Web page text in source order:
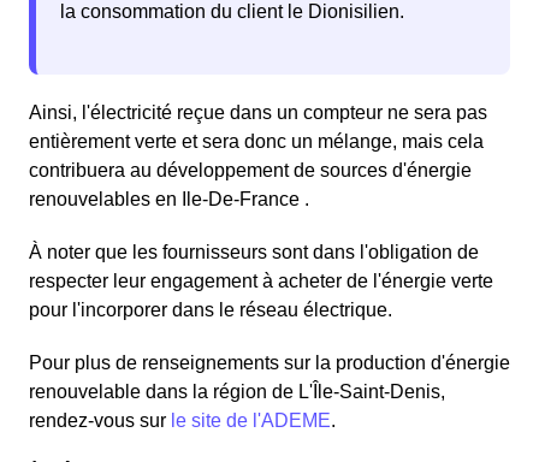
la consommation du client le Dionisilien.
Ainsi, l'électricité reçue dans un compteur ne sera pas
entièrement verte et sera donc un mélange, mais cela
contribuera au développement de sources d'énergie
renouvelables en Ile-De-France .
À noter que les fournisseurs sont dans l'obligation de
respecter leur engagement à acheter de l'énergie verte
pour l'incorporer dans le réseau électrique.
Pour plus de renseignements sur la production d'énergie
renouvelable dans la région de L'Île-Saint-Denis,
rendez-vous sur le site de l'ADEME.